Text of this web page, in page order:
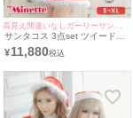
サンタコス 3点set ツイードマ
ーメイドミニスカガーリー サ
ンタ コスプレ ドレス [ワンピ
XL) (聖菜着用)
¥11,880